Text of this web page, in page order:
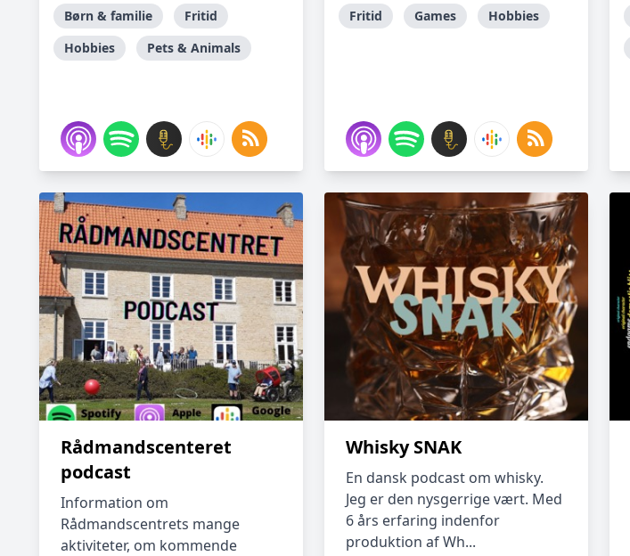
Børn & familie
Fritid
Hobbies
Pets & Animals
Fritid Games Hobbies
Rådmandscenteret
podcast
Information om
Rådmandscentrets mange
aktiviteter, om kommende
Whisky SNAK
En dansk podcast om whisky.
Jeg er den nysgerrige vært. Med
6 års erfaring indenfor
produktion af Wh...